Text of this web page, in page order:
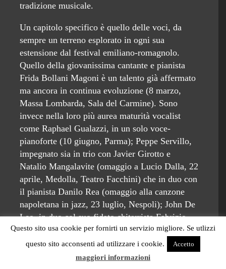
tradizione musicale.
Un capitolo specifico è quello delle voci, da
sempre un terreno esplorato in ogni sua
estensione dal festival emiliano-romagnolo.
Quello della giovanissima cantante e pianista
Frida Bollani Magoni è un talento già affermato
ma ancora in continua evoluzione (8 marzo,
Massa Lombarda, Sala del Carmine). Sono
invece nella loro più aurea maturità vocalist
come Raphael Gualazzi, in un solo voce-
pianoforte (10 giugno, Parma); Peppe Servillo,
impegnato sia in trio con Javier Girotto e
Natalio Mangalavite (omaggio a Lucio Dalla, 22
aprile, Medolla, Teatro Facchini) che in duo con
il pianista Danilo Rea (omaggio alla canzone
napoletana in jazz, 23 luglio, Nespoli); John De
Leo, in duo col suo fidato chitarrista Fabrizio
Tarroni (19 giugno, Bagnacavallo, Chiostro del
Complesso di San Francesco); GeGè Telesforo,
celebrità anche radio-televisiva, che proprio alla
Questo sito usa cookie per fornirti un servizio migliore. Se utlizzi
questo sito acconsenti ad utilizzare i cookie.
Accetto
maggiori informazioni